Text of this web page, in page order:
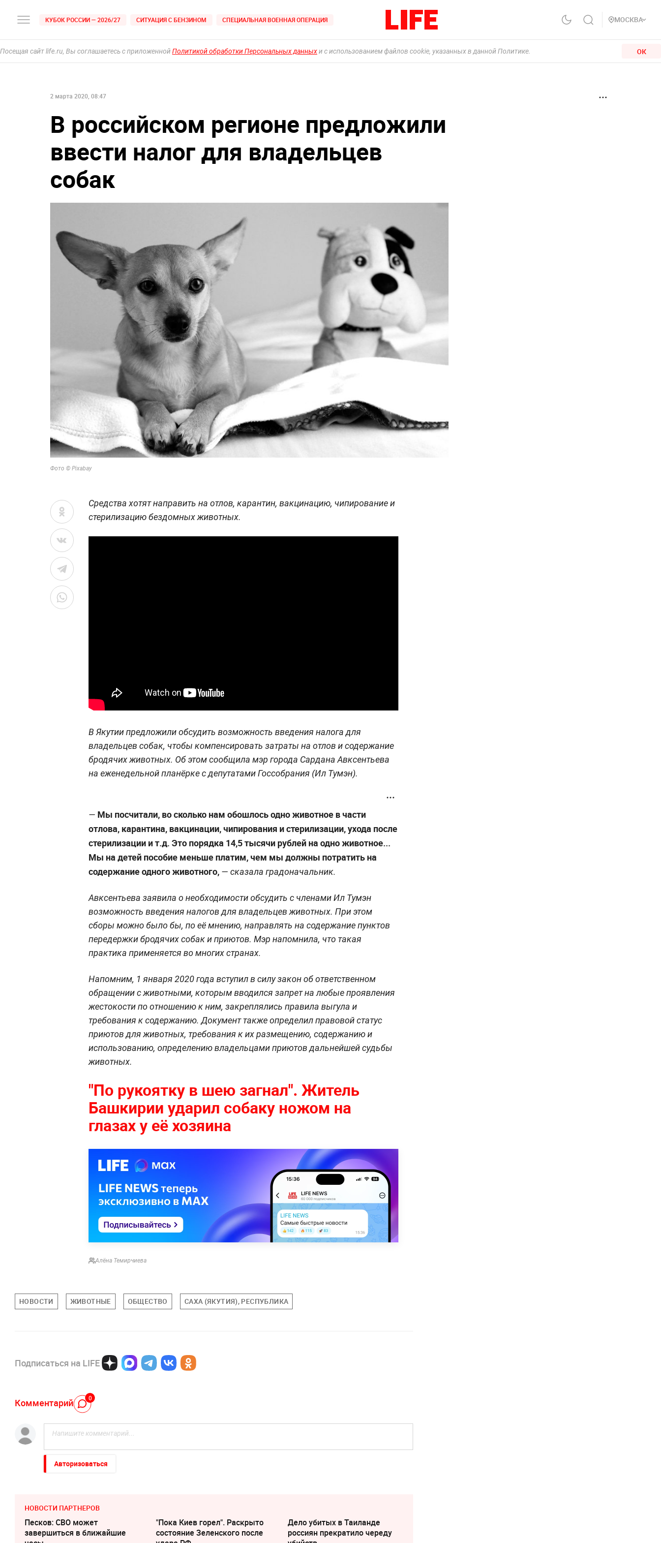
КУБОК РОССИИ — 2026/27 СИТУАЦИЯ С БЕНЗИНОМ СПЕЦИАЛЬНАЯ ВОЕННАЯ ОПЕРАЦИЯ МОСКВА
Посещая сайт life.ru, Вы соглашаетесь с приложеннойПолитикой обработки Персональных данныхи с использованием файлов cookie, указанных в данной Политике. ОК
2 марта 2020, 08:47
В российском регионе предложили
ввести налог для владельцев
собак
Фото © Pixabay
Средства хотят направить на отлов, карантин, вакцинацию, чипирование и
стерилизацию бездомных животных.
В Якутии предложили обсудить возможность введения налога для
владельцев собак, чтобы компенсировать затраты на отлов и содержание
бродячих животных. Об этом сообщила мэр города Сардана Авксентьева
на еженедельной планёрке с депутатами Госсобрания (Ил Тумэн).
— Мы посчитали, во сколько нам обошлось одно животное в части
отлова, карантина, вакцинации, чипирования и стерилизации, ухода после
стерилизации и т.д. Это порядка 14,5 тысячи рублей на одно животное...
Мы на детей пособие меньше платим, чем мы должны потратить на
содержание одного животного, — сказала градоначальник.
Авксентьева заявила о необходимости обсудить с членами Ил Тумэн
возможность введения налогов для владельцев животных. При этом
сборы можно было бы, по её мнению, направлять на содержание пунктов
передержки бродячих собак и приютов. Мэр напомнила, что такая
практика применяется во многих странах.
Напомним, 1 января 2020 года вступил в силу закон об ответственном
обращении с животными, которым вводился запрет на любые проявления
жестокости по отношению к ним, закреплялись правила выгула и
требования к содержанию. Документ также определил правовой статус
приютов для животных, требования к их размещению, содержанию и
использованию, определению владельцами приютов дальнейшей судьбы
животных.
"По рукоятку в шею загнал". Житель
Башкирии ударил собаку ножом на
глазах у её хозяина
Алёна Темирчиева
НОВОСТИ ЖИВОТНЫЕ ОБЩЕСТВО САХА (ЯКУТИЯ), РЕСПУБЛИКА
Подписаться на LIFE
Комментарий 0
Авторизоваться
НОВОСТИ ПАРТНЕРОВ
Песков: СВО может
завершиться в ближайшие
"Пока Киев горел". Раскрыто
состояние Зеленского после
Дело убитых в Таиланде
россиян прекратило череду